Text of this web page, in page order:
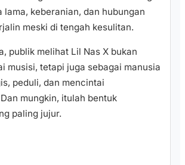
lama, keberanian, dan hubungan
meski di tengah kesulitan.
publik melihat Lil Nas X bukan
musisi, tetapi juga sebagai manusia
peduli, dan mencintai
mungkin, itulah bentuk
paling jujur.